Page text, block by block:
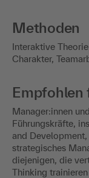
Methoden
Interaktive
Charakter,
Empfohlen
Manager:innen
Führungskräfte,
and
strategisches
diejenigen, die
Thinking